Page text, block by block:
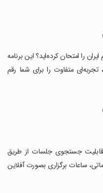
را امتحان کرده‌اید؟ این برنامه
متفاوت را برای شما رقم
جستجوی جلسات از طریق
ساعات برگزاری بصورت آفلاین